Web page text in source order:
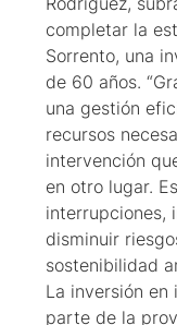
completar la
Sorrento, una
de 60 años.
una gestión
recursos
intervención
en otro lugar.
interrupciones,
disminuir
sostenibilidad
La inversión
parte de la